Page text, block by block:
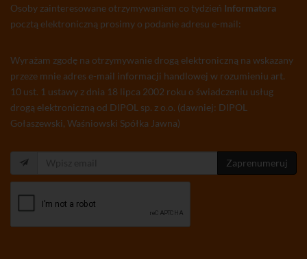
Osoby zainteresowane otrzymywaniem co tydzień Informatora
pocztą elektroniczną prosimy o podanie adresu e-mail:
Wyrażam zgodę na otrzymywanie drogą elektroniczną na wskazany
przeze mnie adres e-mail informacji handlowej w rozumieniu art.
10 ust. 1 ustawy z dnia 18 lipca 2002 roku o świadczeniu usług
drogą elektroniczną od DIPOL sp. z o.o. (dawniej: DIPOL
Gołaszewski, Waśniowski Spółka Jawna)
Zaprenumeruj